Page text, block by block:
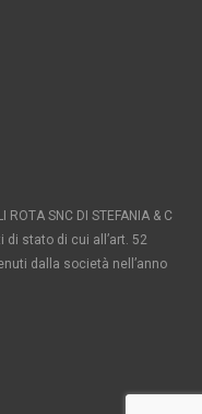
SNC DI STEFANIA & C
stato di cui all’art. 52
dalla società nell’anno